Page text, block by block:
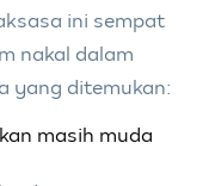
ini sempat
nakal dalam
yang ditemukan:
masih muda